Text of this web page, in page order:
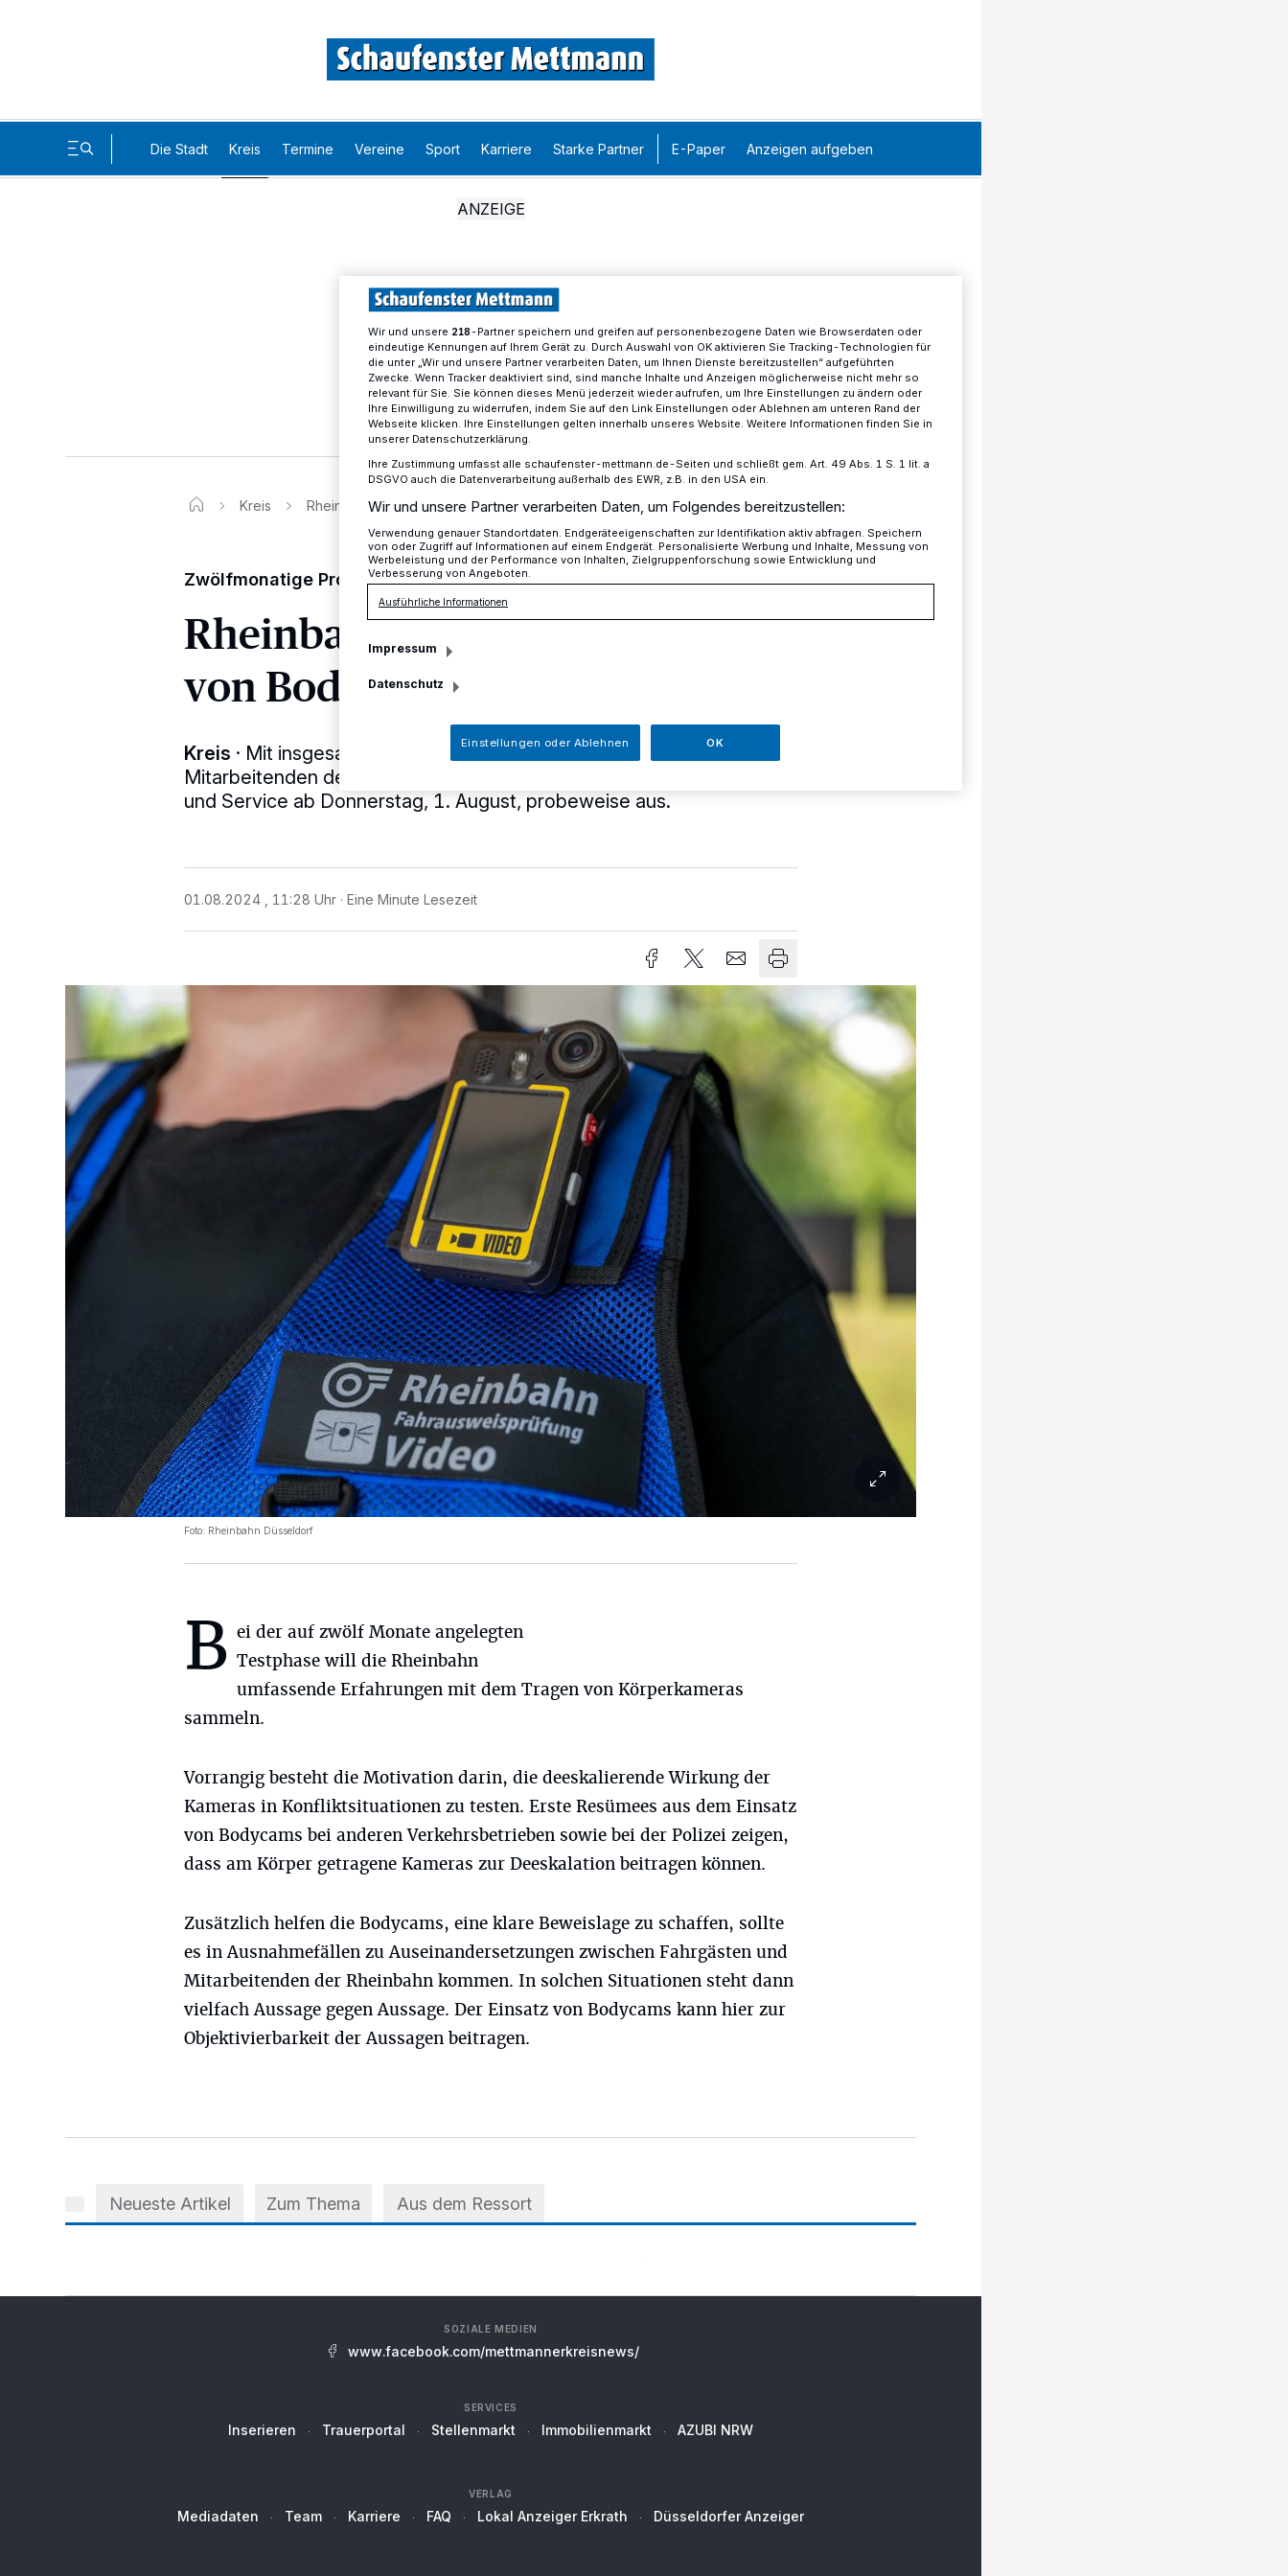
Die Stadt Kreis Termine Vereine Sport Karriere Starke Partner E-Paper Anzeigen aufgeben
Kreis Rheinbahn testet den Einsatz von Bodycams
Zwölfmonatige Probephase
Rheinbahn testet den Einsatz
von Bodycams
Kreis · Mit insgesamt 20 Bodycams stattet die Rheinbahn ihre
Mitarbeitenden der Fahrausweisprüfung und des Teams Sicherheit
und Service ab Donnerstag, 1. August, probeweise aus.
01.08.2024 , 11:28 Uhr Eine Minute Lesezeit
Foto: Rheinbahn Düsseldorf
B ei der auf zwölf Monate angelegten
Testphase will die Rheinbahn
umfassende Erfahrungen mit dem Tragen von Körperkameras
sammeln.
Vorrangig besteht die Motivation darin, die deeskalierende Wirkung der
Kameras in Konfliktsituationen zu testen. Erste Resümees aus dem Einsatz
von Bodycams bei anderen Verkehrsbetrieben sowie bei der Polizei zeigen,
dass am Körper getragene Kameras zur Deeskalation beitragen können.
Zusätzlich helfen die Bodycams, eine klare Beweislage zu schaffen, sollte
es in Ausnahmefällen zu Auseinandersetzungen zwischen Fahrgästen und
Mitarbeitenden der Rheinbahn kommen. In solchen Situationen steht dann
vielfach Aussage gegen Aussage. Der Einsatz von Bodycams kann hier zur
Objektivierbarkeit der Aussagen beitragen.
Neueste Artikel Zum Thema Aus dem Ressort
SOZIALE MEDIEN
www.facebook.com/mettmannerkreisnews/
SERVICES
Inserieren Trauerportal Stellenmarkt Immobilienmarkt AZUBI NRW
VERLAG
Mediadaten Team Karriere FAQ Lokal Anzeiger Erkrath Düsseldorfer Anzeiger
Wir und unsere 218-Partner speichern und greifen auf personenbezogene Daten wie Browserdaten oder
eindeutige Kennungen auf Ihrem Gerät zu. Durch Auswahl von OK aktivieren Sie Tracking-Technologien für
die unter „Wir und unsere Partner verarbeiten Daten, um Ihnen Dienste bereitzustellen“ aufgeführten
Zwecke. Wenn Tracker deaktiviert sind, sind manche Inhalte und Anzeigen möglicherweise nicht mehr so
relevant für Sie. Sie können dieses Menü jederzeit wieder aufrufen, um Ihre Einstellungen zu ändern oder
Ihre Einwilligung zu widerrufen, indem Sie auf den Link Einstellungen oder Ablehnen am unteren Rand der
Webseite klicken. Ihre Einstellungen gelten innerhalb unseres Website. Weitere Informationen finden Sie in
unserer Datenschutzerklärung.
Ihre Zustimmung umfasst alle schaufenster-mettmann.de-Seiten und schließt gem. Art. 49 Abs. 1 S. 1 lit. a
DSGVO auch die Datenverarbeitung außerhalb des EWR, z.B. in den USA ein.
Wir und unsere Partner verarbeiten Daten, um Folgendes bereitzustellen:
Verwendung genauer Standortdaten. Endgeräteeigenschaften zur Identifikation aktiv abfragen. Speichern
von oder Zugriff auf Informationen auf einem Endgerät. Personalisierte Werbung und Inhalte, Messung von
Werbeleistung und der Performance von Inhalten, Zielgruppenforschung sowie Entwicklung und
Verbesserung von Angeboten.
Ausführliche Informationen
Impressum
Datenschutz
Einstellungen oder Ablehnen OK